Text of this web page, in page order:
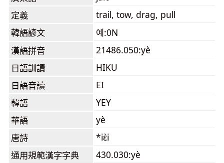
定義
trail, tow, drag, pull
韓語諺文
예:0N
漢語拼音
21486.050:yè
日語訓讀
HIKU
日語音讀
EI
韓語
YEY
華語
yè
唐詩
*iɛ̀i
通用規範漢字字典
430.030:yè